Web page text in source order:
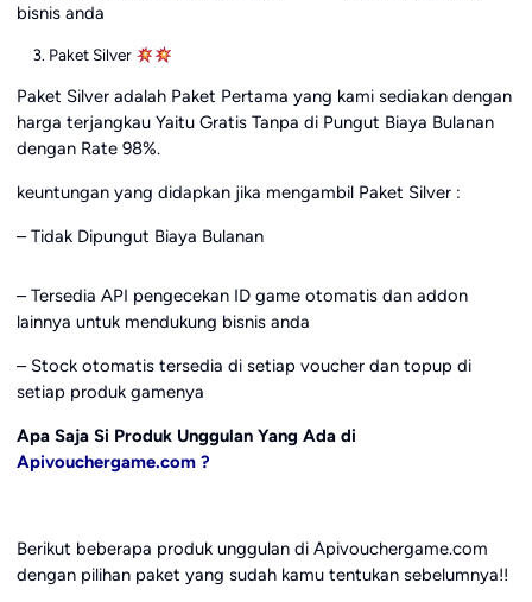
bisnis anda
Paket Silver
Paket Silver adalah Paket Pertama yang kami sediakan dengan
harga terjangkau Yaitu Gratis Tanpa di Pungut Biaya Bulanan
dengan Rate 98%.
keuntungan yang didapkan jika mengambil Paket Silver :
– Tidak Dipungut Biaya Bulanan
– Tersedia API pengecekan ID game otomatis dan addon
lainnya untuk mendukung bisnis anda
– Stock otomatis tersedia di setiap voucher dan topup di
setiap produk gamenya
Apa Saja Si Produk Unggulan Yang Ada di
Apivouchergame.com ?
Berikut beberapa produk unggulan di Apivouchergame.com
dengan pilihan paket yang sudah kamu tentukan sebelumnya!!